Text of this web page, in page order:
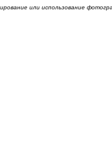
или использование